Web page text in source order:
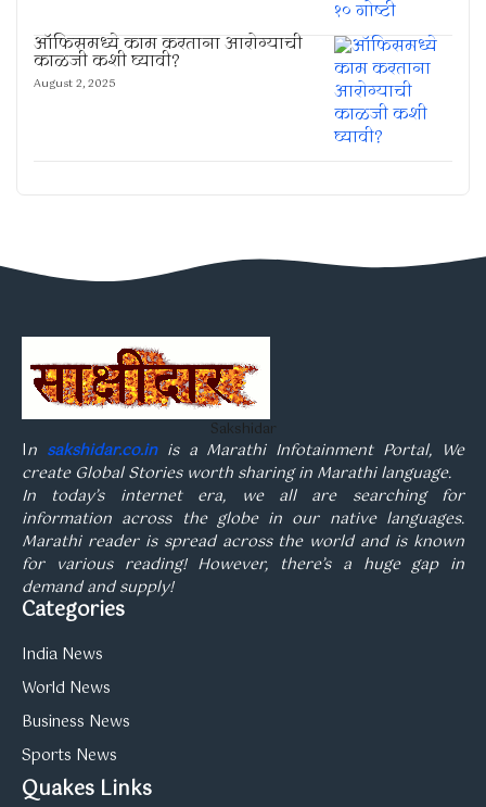
ऑफिसमध्ये काम करताना आरोग्याची
काळजी कशी घ्यावी?
August 2, 2025
Sakshidar
In sakshidar.co.inis a Marathi Infotainment Portal, We
create Global Stories worth sharing in Marathi language.
In today’s internet era, we all are searching for
information across the globe in our native languages.
Marathi reader is spread across the world and is known
for various reading! However, there’s a huge gap in
demand and supply!
Categories
India News
World News
Business News
Sports News
Quakes Links